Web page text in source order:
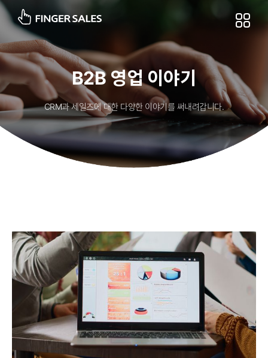
B2B 영업 이야기
CRM과 세일즈에 대한 다양한 이야기를 써내려갑니다.